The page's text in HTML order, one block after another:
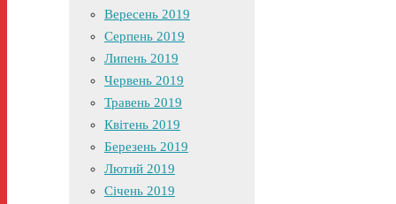
Вересень 2019
Серпень 2019
Липень 2019
Червень 2019
Травень 2019
Квітень 2019
Березень 2019
Лютий 2019
Січень 2019